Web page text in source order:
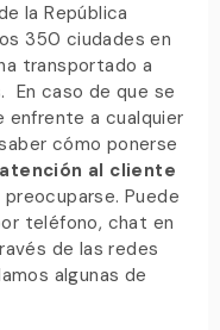
la República
350 ciudades en
transportado a
En caso de que se
enfrente a cualquier
cómo ponerse
al cliente
Puede
teléfono, chat en
de las redes
algunas de